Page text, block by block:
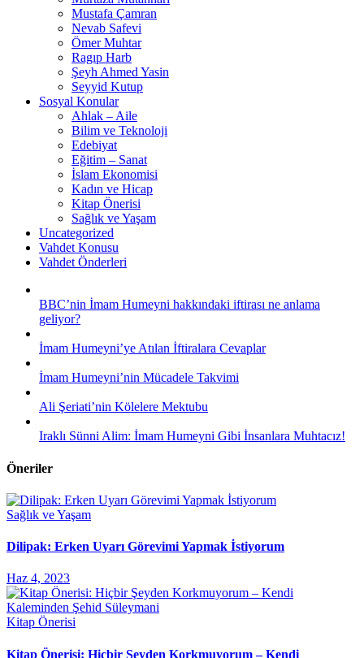
Mustafa Çamran
Nevab Safevi
Ömer Muhtar
Ragıp Harb
Şeyh Ahmed Yasin
Seyyid Kutup
Sosyal Konular
Ahlak – Aile
Bilim ve Teknoloji
Edebiyat
Eğitim – Sanat
İslam Ekonomisi
Kadın ve Hicap
Kitap Önerisi
Sağlık ve Yaşam
Uncategorized
Vahdet Konusu
Vahdet Önderleri
BBC’nin İmam Humeyni hakkındaki iftirası ne anlama
geliyor?
İmam Humeyni’ye Atılan İftiralara Cevaplar
İmam Humeyni’nin Mücadele Takvimi
Ali Şeriati’nin Kölelere Mektubu
Iraklı Sünni Alim: İmam Humeyni Gibi İnsanlara Muhtacız!
Öneriler
Sağlık ve Yaşam
Dilipak: Erken Uyarı Görevimi Yapmak İstiyorum
Haz 4, 2023
Kitap Önerisi
Kitap Önerisi: Hiçbir Şeyden Korkmuyorum – Kendi